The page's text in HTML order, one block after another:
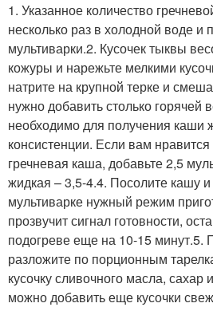
1. Указанное количество
несколько раз в холодной воде и
мультиварки.2. Кусочек тыквы
кожуры и нарежьте мелкими
натрите на крупной терке и
нужно добавить столько горячей
необходимо для получения каши
консистенции. Если вам
гречневая каша, добавьте 2,5
жидкая – 3,5-4.4. Посолите кашу и
мультиварке нужный режим
прозвучит сигнал готовности,
подогреве еще на 10-15 минут.5.
разложите по порционным
кусочку сливочного масла,
можно добавить еще кусочки